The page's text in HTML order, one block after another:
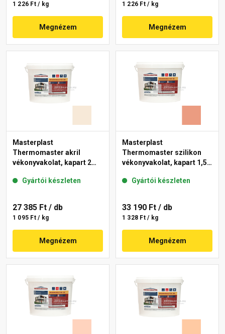
1 226 Ft / kg
Megnézem
1 226 Ft / kg
Megnézem
Masterplast
Thermomaster akril
vékonyvakolat, kapart 2
Gyártói készleten
27 385 Ft / db
1 095 Ft / kg
Megnézem
Masterplast
Thermomaster szilikon
vékonyvakolat, kapart 1,5
Gyártói készleten
33 190 Ft / db
1 328 Ft / kg
Megnézem